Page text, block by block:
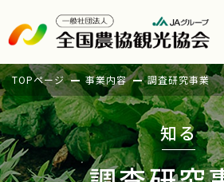
TOPページ 事業内容 調査研究事業
知る